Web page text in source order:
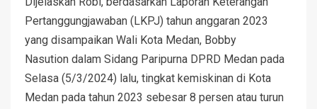
Pertanggungjawaban (LKPJ) tahun anggaran 2023
yang disampaikan Wali Kota Medan, Bobby
Nasution dalam Sidang Paripurna DPRD Medan pada
Selasa (5/3/2024) lalu, tingkat kemiskinan di Kota
Medan pada tahun 2023 sebesar 8 persen atau turun